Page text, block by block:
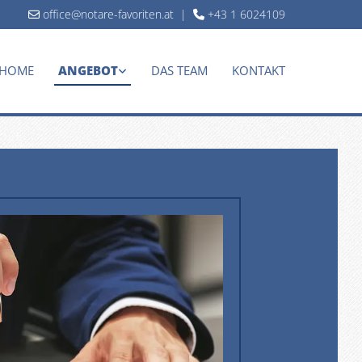
 office@notare-favoriten.at |  +43 1 6024109
ANGEBOT DAS TEAM KONTAKT